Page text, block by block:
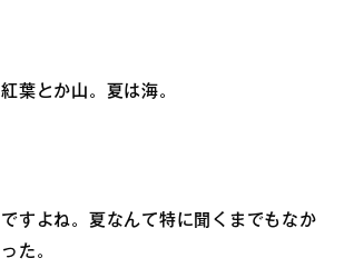
紅葉とか山。夏は海。
ですよね。夏なんて特に聞くまでもなか
った。